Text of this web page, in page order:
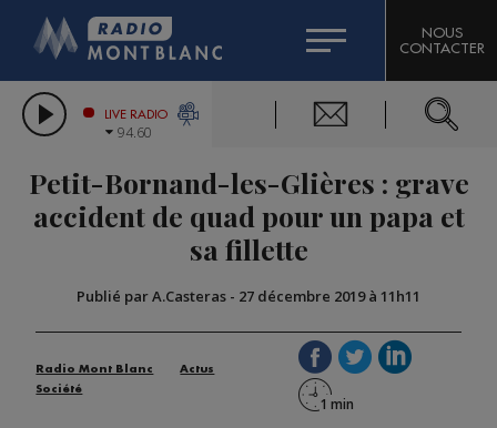
LES CHRONIQUES DE L'EXPERT
CITIZEN MACHINERY
GRAND MASSIF DOMAINES SKIABLES
BIGARD
COMPAGNIE DU MONT-BLANC
NOUS
CONTACTER
LIVE RADIO
94.60
Petit-Bornand-les-Glières : grave
accident de quad pour un papa et
sa fillette
Publié par A.Casteras - 27 décembre 2019 à 11h11
Radio Mont Blanc
Actus
Société